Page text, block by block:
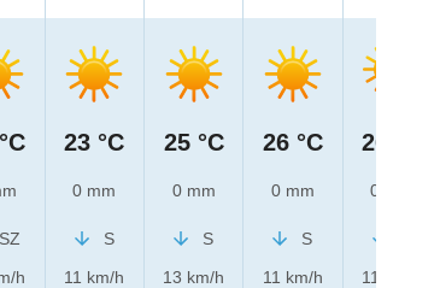
SZ
h
23 °C
0 mm
S
11 km/h
25 °C
0 mm
S
13 km/h
26 °C
0 mm
S
11 km/h
26 °C
0 mm
11 km/h